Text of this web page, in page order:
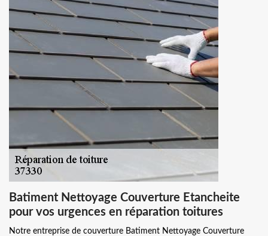
Batiment Nettoyage Couverture Etancheite
pour vos urgences en réparation toitures
Notre entreprise de couverture Batiment Nettoyage Couverture